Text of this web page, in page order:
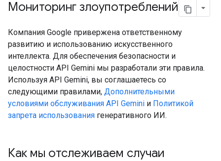
Мониторинг злоупотреблений
Компания Google привержена ответственному
развитию и использованию искусственного
интеллекта. Для обеспечения безопасности и
целостности API Gemini мы разработали эти правила.
Используя API Gemini, вы соглашаетесь со
следующими правилами, Дополнительными
условиями обслуживания API Gemini и Политикой
запрета использования генеративного ИИ.
Как мы отслеживаем случаи